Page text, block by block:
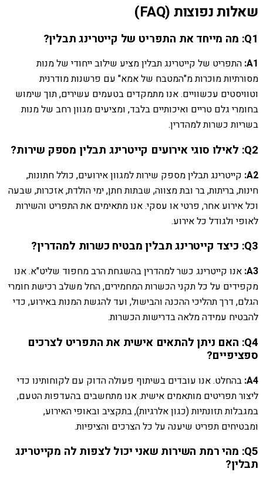
שאלות נפוצות (FAQ)
Q1: מה מייחד את התפריט של קייטרינג תבלין?
A1: התפריט של קייטרינג תבלין מציע שילוב ייחודי של מנות
מסורתיות מוכרות מ"המטבח של אמא" עם פרשנות מודרנית
וטוויסטים עכשוויים. אנו מתמקדים בטעמים עשירים, תוך שימוש
בחומרי גלם טריים ואיכותיים בלבד, ומציעים מגוון רחב של מנות
בשריות כשרות למהדרין.
Q2: לאילו סוגי אירועים קייטרינג תבלין מספק שירות?
A2: קייטרינג תבלין מספק שירות למגוון אירועים, כולל חתונות,
חינות, בריתות, בר ובת מצווה, שבתות חתן, ימי הולדת, אזכרות, שבעה
וכל אירוע אחר, פרטי או עסקי. אנו מתאימים את התפריט והשירות
לאופי ולגודל כל אירוע.
Q3: כיצד קייטרינג תבלין מבטיח כשרות למהדרין?
A3: אנו קייטרינג כשר למהדרין בהשגחת הרב מחפוד שליט"א. אנו
מקפידים על כל תקני הכשרות המחמירים, החל משלב רכישת חומרי
הגלם, דרך תהליכי ההכנה והבישול, ועד להגשת המנות באירוע, כדי
להבטיח עמידה מלאה בדרישות הכשרות.
Q4: האם ניתן להתאים אישית את התפריט לצרכים
ספציפיים?
A4: בהחלט. אנו עובדים בשיתוף פעולה הדוק עם לקוחותינו כדי
ליצור תפריטים מותאמים אישית. אנו מתחשבים בהעדפות הטעם,
במגבלות תזונתיות (כגון אלרגיות), בתקציב ובאופי האירוע,
ומבטיחים תפריט שיענה על כל הצרכים והציפיות.
Q5: מהי רמת השירות שאני יכול לצפות לה מקייטרינג
תבלין?